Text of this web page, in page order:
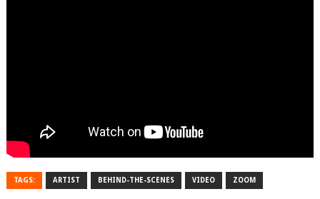
TAGS: ARTIST BEHIND-THE-SCENES VIDEO ZOOM